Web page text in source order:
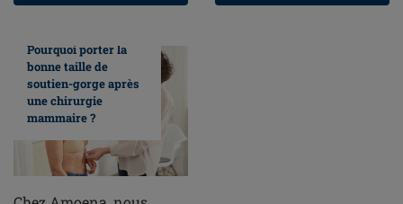
Pourquoi porter la
bonne taille de
soutien-gorge après
une chirurgie
mammaire ?